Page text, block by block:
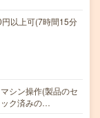
以上可(7時間15分
シン操作(製品のセ
ック済みの…